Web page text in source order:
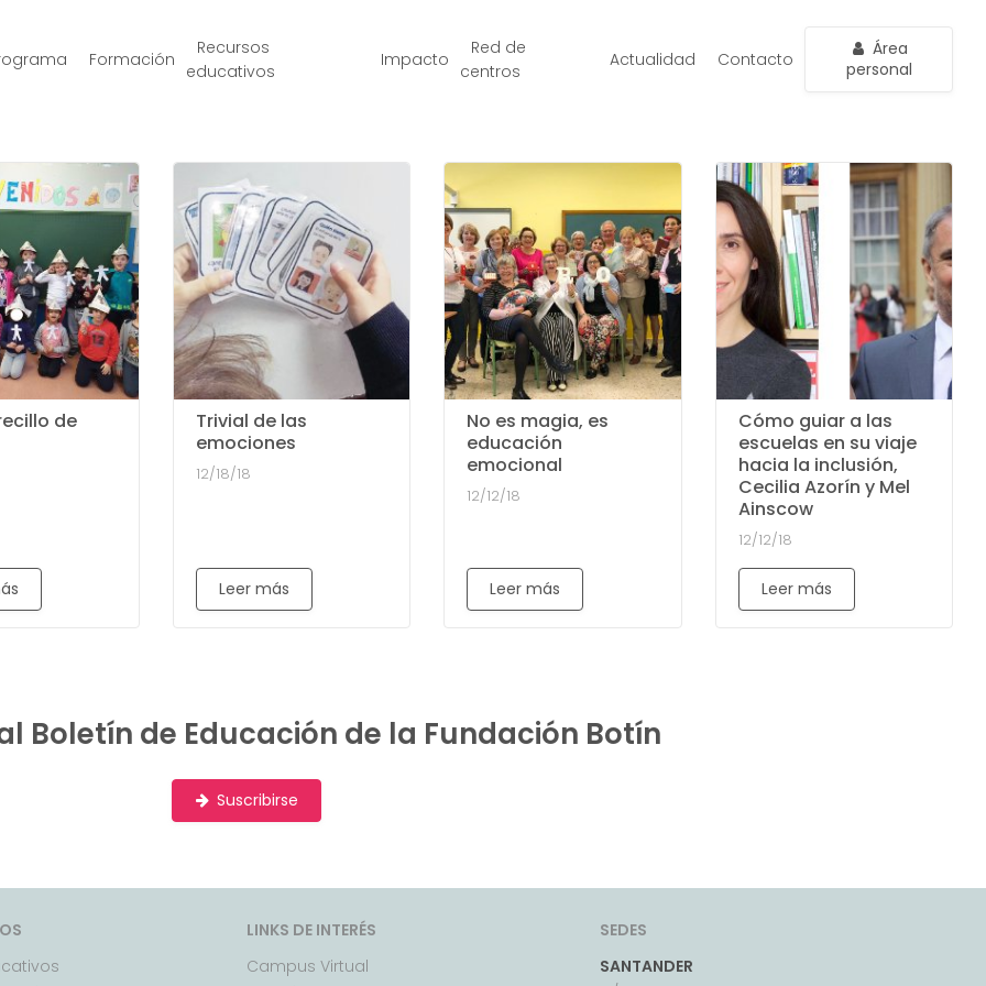
Formación
Recursos
educativos
Impacto
Red de
centros
Actualidad Contacto
Área
personal
de
Trivial de las
emociones
12/18/18
Leer más
No es magia, es
educación
emocional
12/12/18
Leer más
Cómo guiar a las
escuelas en su viaje
hacia la inclusión,
Cecilia Azorín y Mel
Ainscow
12/12/18
Leer más
Boletín de Educación de la Fundación Botín
Suscribirse
LINKS DE INTERÉS
Campus Virtual
SEDES
SANTANDER